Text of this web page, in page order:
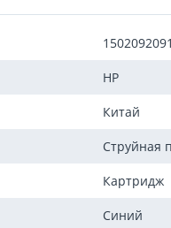
1502092091
HP
Китай
Струйная
Картридж
Синий